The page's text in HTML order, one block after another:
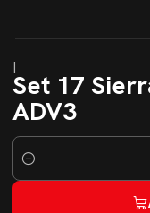
|
Set 17
ADV3
Cantidad